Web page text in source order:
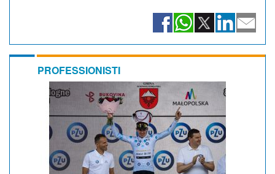
PROFESSIONISTI